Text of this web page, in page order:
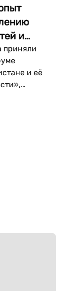
и
приняли
и её
свой
на